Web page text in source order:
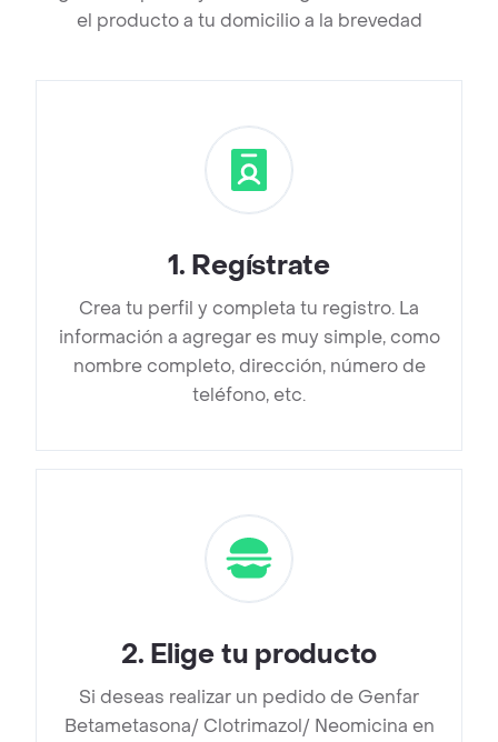
el producto a tu domicilio a la brevedad
1. Regístrate
Crea tu perfil y completa tu registro. La
información a agregar es muy simple, como
nombre completo, dirección, número de
teléfono, etc.
2. Elige tu producto
Si deseas realizar un pedido de Genfar
Betametasona/ Clotrimazol/ Neomicina en